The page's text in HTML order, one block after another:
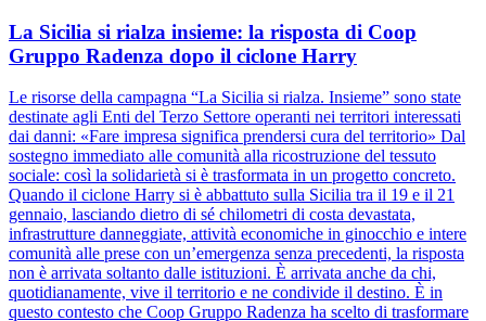
La Sicilia si rialza insieme: la risposta di Coop
Gruppo Radenza dopo il ciclone Harry
Le risorse della campagna “La Sicilia si rialza. Insieme” sono state
destinate agli Enti del Terzo Settore operanti nei territori interessati
dai danni: «Fare impresa significa prendersi cura del territorio» Dal
sostegno immediato alle comunità alla ricostruzione del tessuto
sociale: così la solidarietà si è trasformata in un progetto concreto.
Quando il ciclone Harry si è abbattuto sulla Sicilia tra il 19 e il 21
gennaio, lasciando dietro di sé chilometri di costa devastata,
infrastrutture danneggiate, attività economiche in ginocchio e intere
comunità alle prese con un’emergenza senza precedenti, la risposta
non è arrivata soltanto dalle istituzioni. È arrivata anche da chi,
quotidianamente, vive il territorio e ne condivide il destino. È in
questo contesto che Coop Gruppo Radenza ha scelto di trasformare